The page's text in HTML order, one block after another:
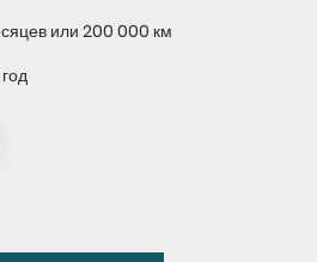
или 200 000 км